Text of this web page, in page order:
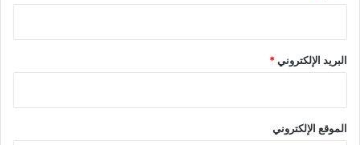
البريد الإلكتروني*
الموقع الإلكتروني